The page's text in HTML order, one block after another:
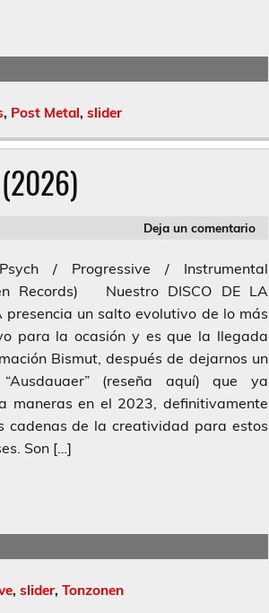
, Post Metal, slider
Deja un comentario
/ Progressive / Instrumental
Records) Nuestro DISCO DE LA
presencia un salto evolutivo de lo más
para la ocasión y es que la llegada
Bismut, después de dejarnos un
(reseña aquí) que ya
maneras en el 2023, definitivamente
cadenas de la creatividad para estos
Son […]
, slider, Tonzonen